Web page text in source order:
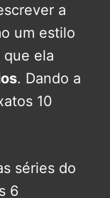
a
um estilo
que ela
. Dando a
10
séries do
6